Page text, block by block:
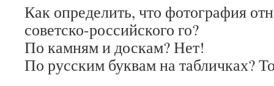
Как определить, что фотография
советско-российского го?
По камням и доскам? Нет!
По русским буквам на табличках?